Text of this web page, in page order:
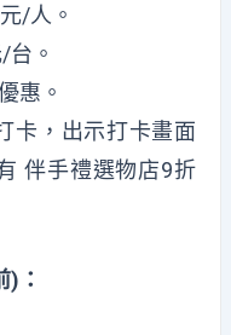
/人。
。
惠。
卡，出示打卡畫面
伴手禮選物店9折
)：